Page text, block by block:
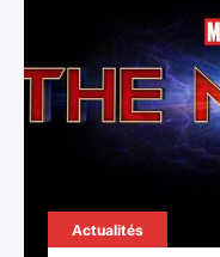
Actualités